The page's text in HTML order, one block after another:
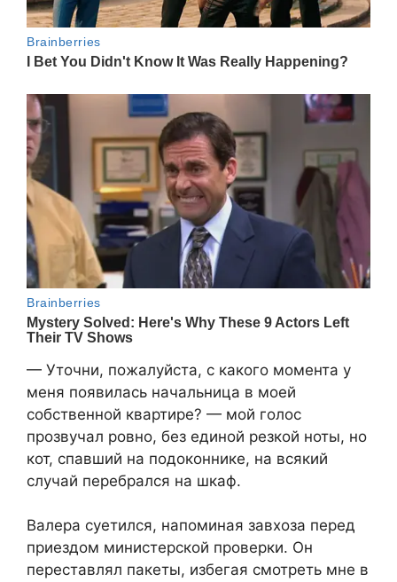
— Уточни, пожалуйста, с какого момента у
меня появилась начальница в моей
собственной квартире? — мой голос
прозвучал ровно, без единой резкой ноты, но
кот, спавший на подоконнике, на всякий
случай перебрался на шкаф.
Валера суетился, напоминая завхоза перед
приездом министерской проверки. Он
переставлял пакеты, избегая смотреть мне в